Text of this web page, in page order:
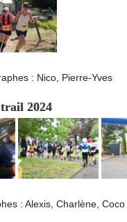
: Nico, Pierre-Yves
2024
: Alexis, Charlène, Coco